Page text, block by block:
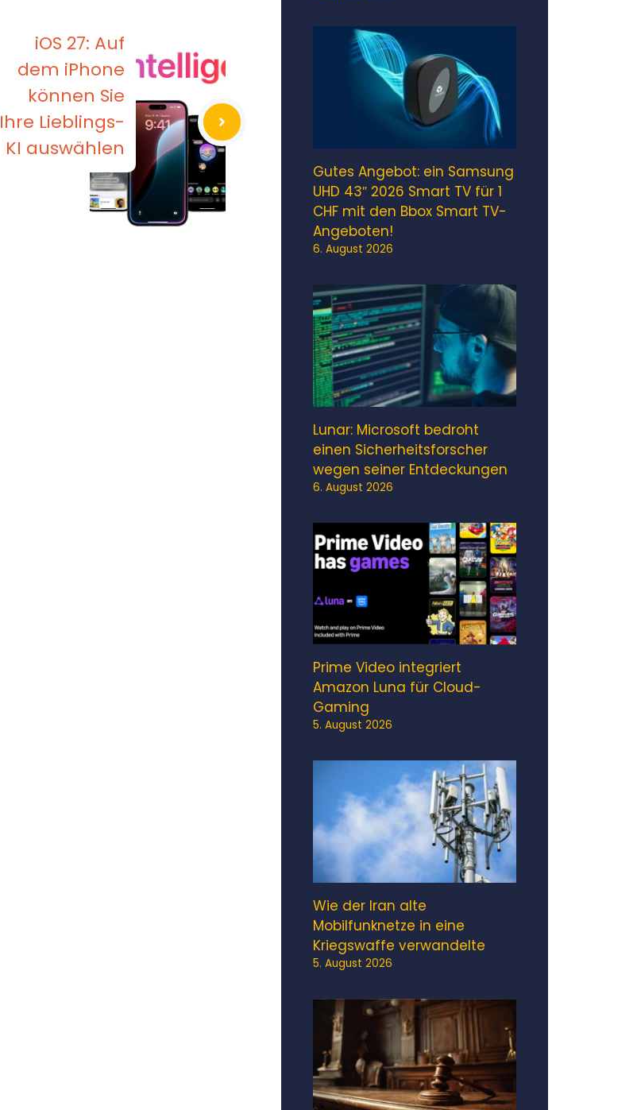
iOS 27: Auf
dem iPhone
können Sie
Ihre Lieblings-
KI auswählen
Gutes Angebot: ein Samsung
UHD 43″ 2026 Smart TV für 1
CHF mit den Bbox Smart TV-
Angeboten!
6. August 2026
Lunar: Microsoft bedroht
einen Sicherheitsforscher
wegen seiner Entdeckungen
6. August 2026
Prime Video integriert
Amazon Luna für Cloud-
Gaming
5. August 2026
Wie der Iran alte
Mobilfunknetze in eine
Kriegswaffe verwandelte
5. August 2026